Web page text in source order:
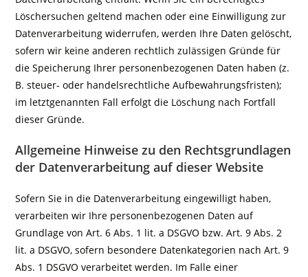
Löschersuchen geltend machen oder eine Einwilligung zur
Datenverarbeitung widerrufen, werden Ihre Daten gelöscht,
sofern wir keine anderen rechtlich zulässigen Gründe für
die Speicherung Ihrer personenbezogenen Daten haben (z.
B. steuer- oder handelsrechtliche Aufbewahrungsfristen);
im letztgenannten Fall erfolgt die Löschung nach Fortfall
dieser Gründe.
Allgemeine Hinweise zu den Rechtsgrundlagen
der Datenverarbeitung auf dieser Website
Sofern Sie in die Datenverarbeitung eingewilligt haben,
verarbeiten wir Ihre personenbezogenen Daten auf
Grundlage von Art. 6 Abs. 1 lit. a DSGVO bzw. Art. 9 Abs. 2
lit. a DSGVO, sofern besondere Datenkategorien nach Art. 9
Abs. 1 DSGVO verarbeitet werden. Im Falle einer